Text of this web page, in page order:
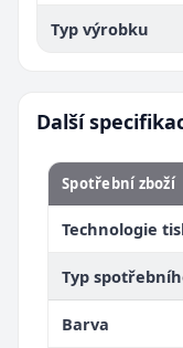
Typ výrobku
Další
Spotřební zboží
Technologie
Typ
Barva